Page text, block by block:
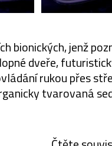
bionických, jenž
dveře,
rukou přes
tvarovaná